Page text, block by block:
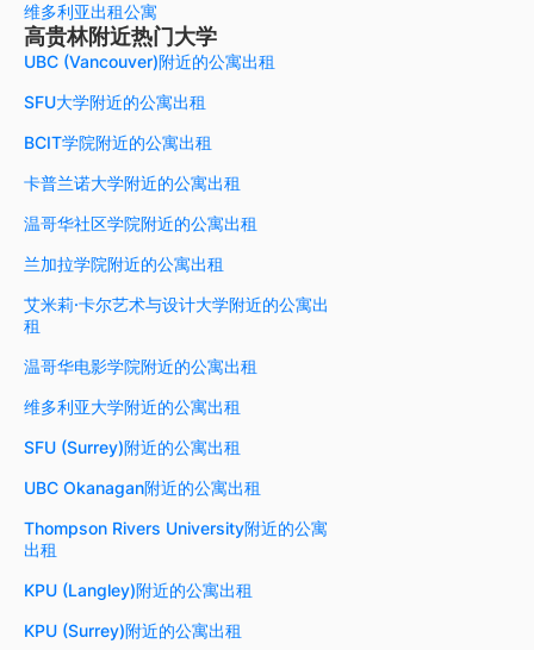
维多利亚出租公寓
高贵林附近热门大学
UBC (Vancouver)附近的公寓出租
SFU大学附近的公寓出租
BCIT学院附近的公寓出租
卡普兰诺大学附近的公寓出租
温哥华社区学院附近的公寓出租
兰加拉学院附近的公寓出租
艾米莉·卡尔艺术与设计大学附近的公寓出
租
温哥华电影学院附近的公寓出租
维多利亚大学附近的公寓出租
SFU (Surrey)附近的公寓出租
UBC Okanagan附近的公寓出租
Thompson Rivers University附近的公寓
出租
KPU (Langley)附近的公寓出租
KPU (Surrey)附近的公寓出租